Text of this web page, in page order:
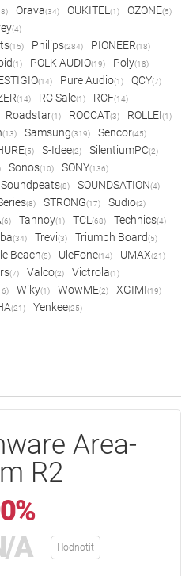
Orava(34) OUKITEL (1) OZONE(5)
(4)
(15) Philips(284) PIONEER(18)
(1) POLK AUDIO(19) Poly(18)
(14) Pure Audio(1) QCY(7)
(14) RC Sale(1) RCF(14)
Roadstar(1) ROCCAT(3) ROLLEI(1)
(13) Samsung(319) Sencor(45)
(5) S-Idee(2) SilentiumPC(2)
Sonos(10) SONY(136)
Soundpeats(8) SOUNDSATION(4)
(8) STRONG(17) Sudio(2)
(6) Tannoy(1) TCL (68) Technics(4)
(34) Trevi(3) Triumph Board(5)
Beach(5) UleFone(14) UMAX(21)
(7) Valco(2) Victrola(1)
Wiky(1) WowME(2) XGIMI(19)
(21) Yenkee(25)
Area-
R2
A Hodnotit